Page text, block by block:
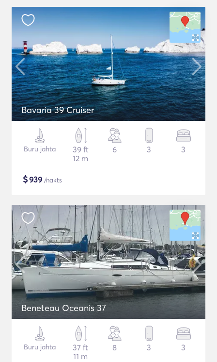
Bavaria 39 Cruiser
Buru jahta
39 ft
12 m
6 3 3
$939 /nakts
Beneteau Oceanis 37
Buru jahta
37 ft
11 m
8 3 3